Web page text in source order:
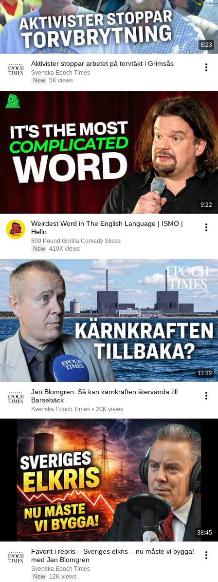
8:23
Aktivister stoppar arbetet på torvtäkt i Grimsås
Svenska Epoch Times
New 5K views
9:22
Weirdest Word in The English Language | ISMO |
Hello
800 Pound Gorilla Comedy Slices
New 410K views
11:32
Jan Blomgren: Så kan kärnkraften återvända till
Barsebäck
Svenska Epoch Times • 20K views
38:45
Favorit i repris – Sveriges elkris – nu måste vi bygga!
med Jan Blomgren
Svenska Epoch Times
New
12K views